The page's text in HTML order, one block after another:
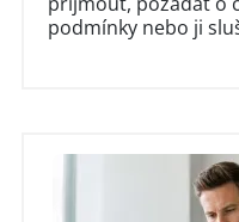
podmínky nebo ji